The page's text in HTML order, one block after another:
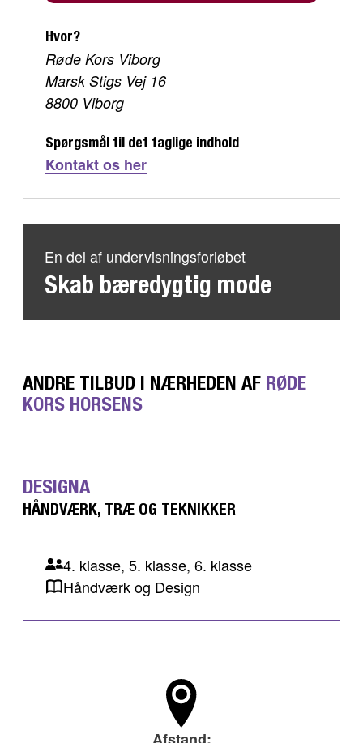
Hvor?
Røde Kors Viborg
Marsk Stigs Vej 16
8800 Viborg
Spørgsmål til det faglige indhold
Kontakt os her
En del af undervisningsforløbet
Skab bæredygtig mode
ANDRE TILBUD I NÆRHEDEN AF RØDE
KORS HORSENS
DESIGNA
HÅNDVÆRK, TRÆ OG TEKNIKKER
4. klasse, 5. klasse, 6. klasse
Håndværk og Design